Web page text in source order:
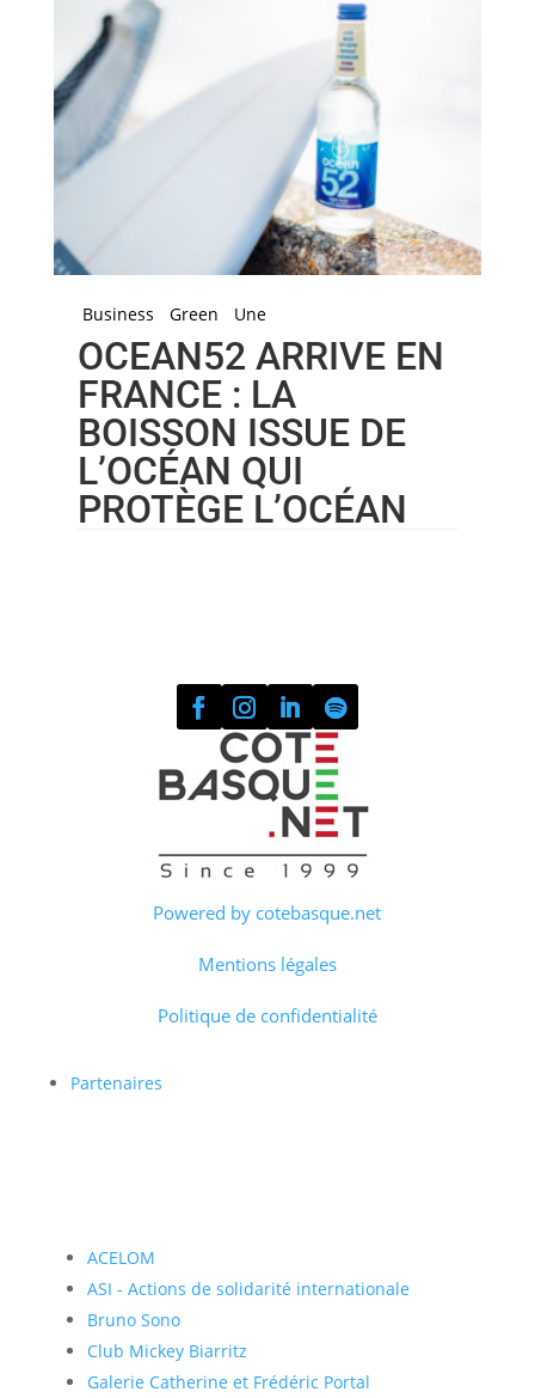
Business Green Une
OCEAN52 ARRIVE EN
FRANCE : LA
BOISSON ISSUE DE
L’OCÉAN QUI
PROTÈGE L’OCÉAN
Powered by cotebasque.net
Mentions légales
Politique de confidentialité
Partenaires
ACELOM
ASI - Actions de solidarité internationale
Bruno Sono
Club Mickey Biarritz
Galerie Catherine et Frédéric Portal